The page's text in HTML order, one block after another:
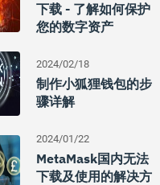
下载 - 了解如何保护
您的数字资产
2024/02/18
制作小狐狸钱包的步
骤详解
2024/01/22
MetaMask国内无法
下载及使用的解决方